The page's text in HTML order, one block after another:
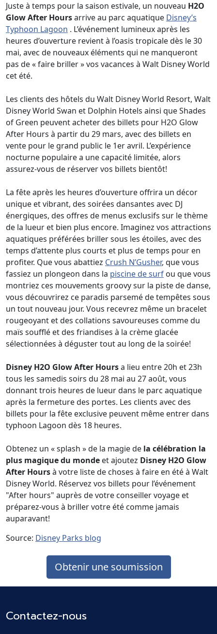
Juste à temps pour la saison estivale, un nouveau H2O
Glow After Hoursarrive au parc aquatique Disney’s
Typhoon Lagoon . L’événement lumineux après les
heures d’ouverture revient à l’oasis tropicale dès le 30
mai, avec de nouveaux éléments qui ne manqueront
pas de « faire briller » vos vacances à Walt Disney World
cet été.
Les clients des hôtels du Walt Disney World Resort, Walt
Disney World Swan et Dolphin Hotels ainsi que Shades
of Green peuvent acheter des billets pour H2O Glow
After Hours à partir du 29 mars, avec des billets en
vente pour le grand public le 1er avril. L’expérience
nocturne populaire a une capacité limitée, alors
assurez-vous de réserver vos billets bientôt!
La fête après les heures d’ouverture offrira un décor
unique et vibrant, des soirées dansantes avec DJ
énergiques, des offres de menus exclusifs sur le thème
de la lueur et bien plus encore. Imaginez vos attractions
aquatiques préférées briller sous les étoiles, avec des
temps d’attente plus courts et plus de temps pour en
profiter. Que vous abattiez Crush N’Gusher, que vous
fassiez un plongeon dans la piscine de surf ou que vous
montriez ces mouvements groovy sur la piste de danse,
vous découvrirez ce paradis parsemé de tempêtes sous
un tout nouveau jour. Vous recevrez même un bracelet
rougeoyant et des collations savoureuses comme du
maïs soufflé et des friandises à la crème glacée
sélectionnées à déguster tout au long de la soirée!
Disney H2O Glow After Hoursa lieu entre 20h et 23h
tous les samedis soirs du 28 mai au 27 août, vous
donnant trois heures de lueur dans le parc aquatique
après la fermeture des portes. Les clients avec des
billets pour la fête exclusive peuvent même entrer dans
typhoon Lagoon dès 18 heures.
Obtenez un « splash » de la magie de la célébration la
plus magique du monde et ajoutez Disney H2O Glow
After Hoursà votre liste de choses à faire en été à Walt
Disney World. Réservez vos billets pour l’événement
"After hours" auprès de votre conseiller voyage et
préparez-vous à briller votre été comme jamais
auparavant!
Source: Disney Parks blog
Obtenir une soumission
Contactez-nous